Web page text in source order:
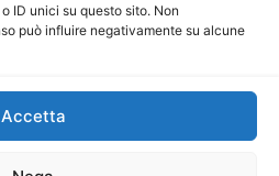
ID unici su questo sito. Non
può influire negativamente su alcune
Accetta
Maria Calabrese
06334930820
Società Cooperativa a r.l. è
Operatori di Comunicazione al